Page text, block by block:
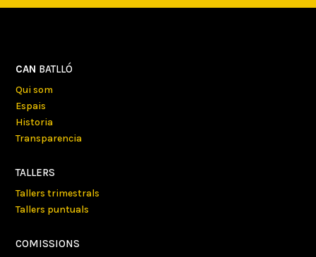
CAN BATLLÓ
Qui som
Espais
Historia
Transparencia
TALLERS
Tallers trimestrals
Tallers puntuals
COMISSIONS